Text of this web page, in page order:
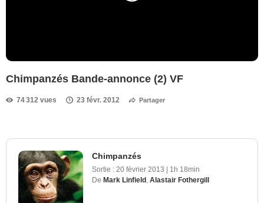
Chimpanzés Bande-annonce (2) VF
74 312 vues 23 févr. 2012 Partager
Chimpanzés
Sortie : 20 février 2013 | 1h 18min
De Mark Linfield Alastair Fothergill